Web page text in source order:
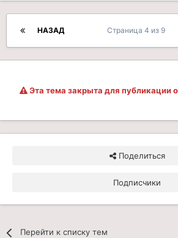
НАЗАД Страница 4 из 9
Эта тема закрыта для публикации
Поделиться
Подписчики
Перейти к списку тем